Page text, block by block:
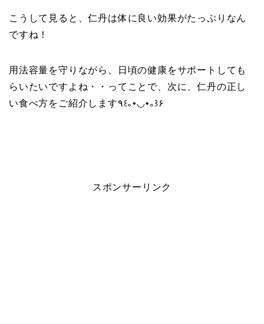
こうして見ると、仁丹は体に良い効果がたっぷりなん
ですね！
用法容量を守りながら、日頃の健康をサポートしても
らいたいですよね・・ってことで、次に、仁丹の正し
い食べ方をご紹介します٩꒰｡•◡•｡꒱۶
スポンサーリンク